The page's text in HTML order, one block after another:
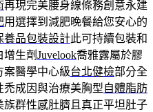
再現完美腰身線條務創意永建
用選擇到減肥晚餐給您安心的
養品包裝設計此可持續包裝和
生劑Juvelook喬雅露屬於膠
案醫學中心級台北健檢部分全
成因與治療美胸型自體脂肪
群性感肚臍且真正平坦肚子